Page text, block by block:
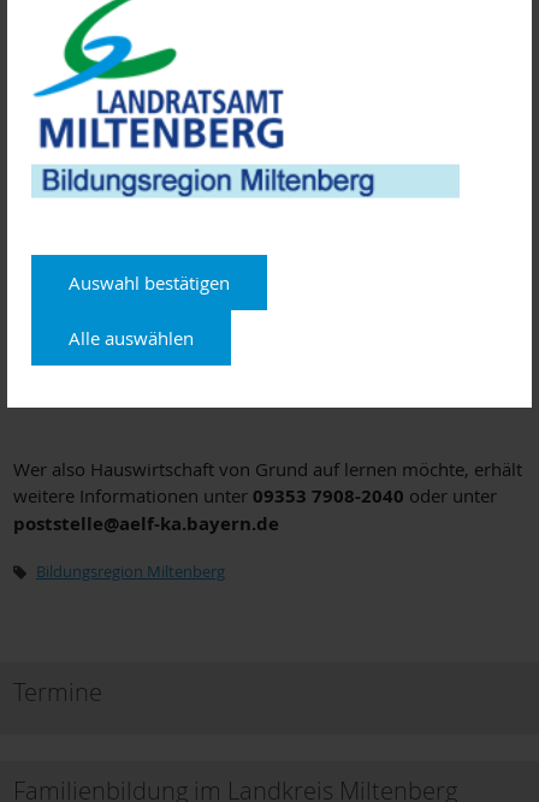
Auswahl bestätigen
Alle auswählen
am 29. April 2025 und dauert bis Dezember 2026.
Anmeldeschluss ist der 1. April 2025
Im Anschluss an den Lehrgang besteht unter bestimmten
Voraussetzungen die ,Möglichkeit, die Abschlussprüfung
Abschlussprüfung ist eine sehr gute Basis, um in eine
erwerbsmäßige hauswirtschaftliche Tätigkeit einzusteigen.
Dafür bietet der Arbeitsmarkt derzeit sehr viele Chancen.
Es fällt keine Lehrgangsgebühr an, die Kosten für Material,
Lehrbücher und Arbeitskleidung ist von den Teilnehmern
Wer also Hauswirtschaft von Grund auf lernen möchte, erhält
weitere Informationen unter 09353 7908-2040 oder unter
poststelle@aelf-ka.bayern.de
Bildungsregion Miltenberg
Termine
Familienbildung im Landkreis Miltenberg